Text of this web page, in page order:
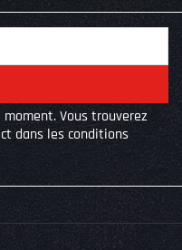
Vous trouverez
dans les conditions